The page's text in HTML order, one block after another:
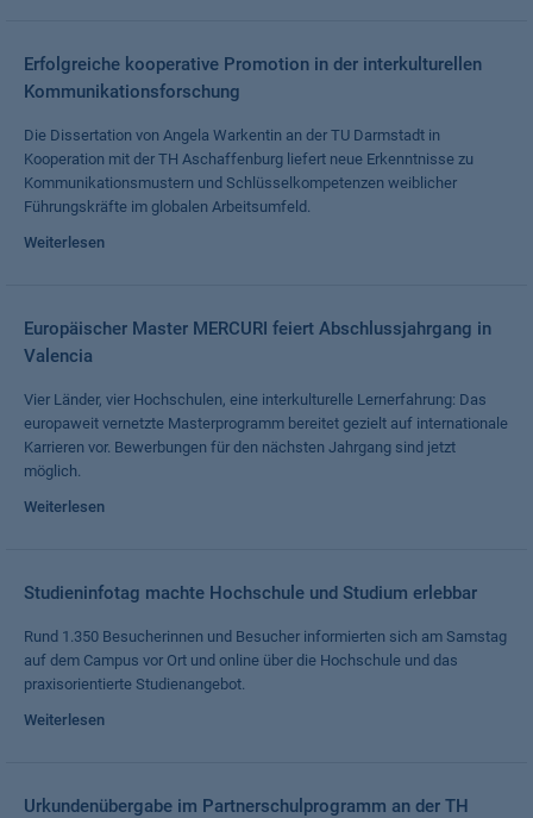
Erfolgreiche kooperative Promotion in der interkulturellen
Kommunikationsforschung
Die Dissertation von Angela Warkentin an der TU Darmstadt in
Kooperation mit der TH Aschaffenburg liefert neue Erkenntnisse zu
Kommunikationsmustern und Schlüsselkompetenzen weiblicher
Führungskräfte im globalen Arbeitsumfeld.
Weiterlesen
Europäischer Master MERCURI feiert Abschlussjahrgang in
Valencia
Vier Länder, vier Hochschulen, eine interkulturelle Lernerfahrung: Das
europaweit vernetzte Masterprogramm bereitet gezielt auf internationale
Karrieren vor. Bewerbungen für den nächsten Jahrgang sind jetzt
möglich.
Weiterlesen
Studieninfotag machte Hochschule und Studium erlebbar
Rund 1.350 Besucherinnen und Besucher informierten sich am Samstag
auf dem Campus vor Ort und online über die Hochschule und das
praxisorientierte Studienangebot.
Weiterlesen
Urkundenübergabe im Partnerschulprogramm an der TH